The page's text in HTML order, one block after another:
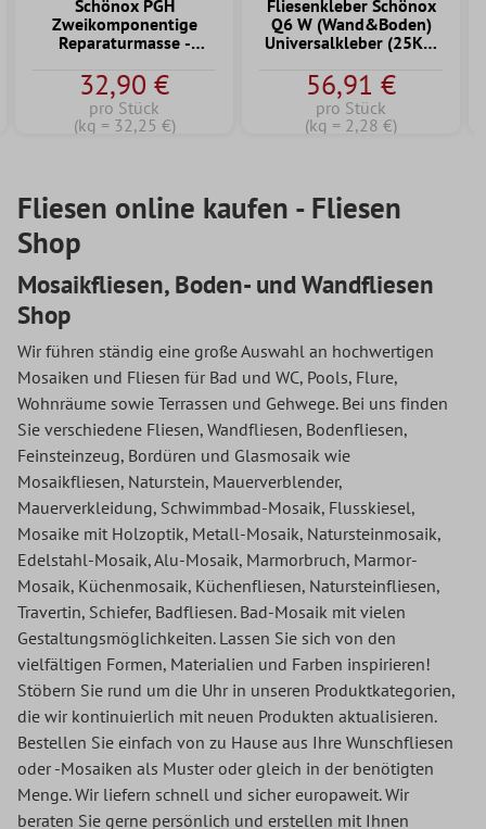
Fliesenkleber Schönox
Q6 W (Wand&Boden)
Universalkleber (25Kg)
56,91 €
pro Stück
(kg = 2,28 €)
Fliesenkleber Schönox
Q6 - (Wand&Boden)
Universalkleber (25Kg)
59,90 €
pro Stück
(kg = 2,40 €)
Fliesen online kaufen - Fliesen
Shop
Mosaikfliesen, Boden- und Wandfliesen
Shop
Wir führen ständig eine große Auswahl an hochwertigen
Mosaiken und Fliesen für Bad und WC, Pools, Flure,
Wohnräume sowie Terrassen und Gehwege. Bei uns finden
Sie verschiedene Fliesen, Wandfliesen, Bodenfliesen,
Feinsteinzeug, Bordüren und Glasmosaik wie
Mosaikfliesen, Naturstein, Mauerverblender,
Mauerverkleidung, Schwimmbad-Mosaik, Flusskiesel,
Mosaike mit Holzoptik, Metall-Mosaik, Natursteinmosaik,
Edelstahl-Mosaik, Alu-Mosaik, Marmorbruch, Marmor-
Mosaik, Küchenmosaik, Küchenfliesen, Natursteinfliesen,
Travertin, Schiefer, Badfliesen. Bad-Mosaik mit vielen
Gestaltungsmöglichkeiten. Lassen Sie sich von den
vielfältigen Formen, Materialien und Farben inspirieren!
Stöbern Sie rund um die Uhr in unseren Produktkategorien,
die wir kontinuierlich mit neuen Produkten aktualisieren.
Bestellen Sie einfach von zu Hause aus Ihre Wunschfliesen
oder -Mosaiken als Muster oder gleich in der benötigten
Menge. Wir liefern schnell und sicher europaweit. Wir
beraten Sie gerne persönlich und erstellen mit Ihnen